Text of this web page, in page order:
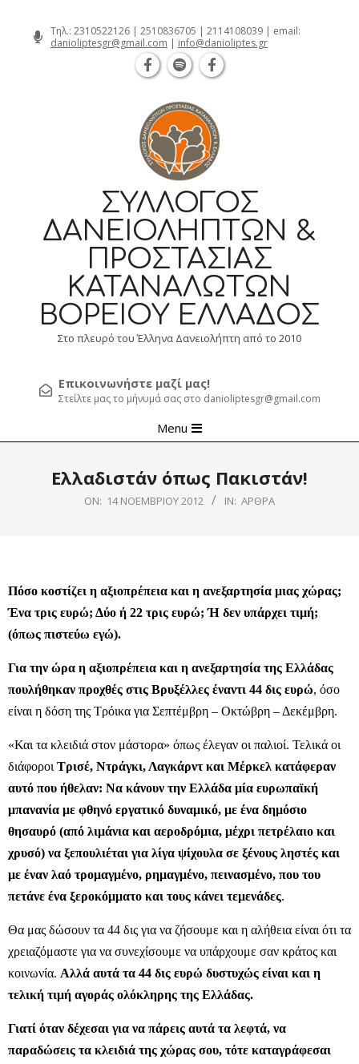
Τηλ.: 2310522126 | 2510836705 | 2114108039 | email:
danioliptesgr@gmail.com | info@danioliptes.gr
ΣΎΛΛΟΓΟΣ
ΔΑΝΕΙΟΛΗΠΤΏΝ &
ΠΡΟΣΤΑΣΊΑΣ
ΚΑΤΑΝΑΛΩΤΏΝ
ΒΟΡΕΊΟΥ ΕΛΛΆΔΟΣ
Στο πλευρό του Έλληνα Δανειολήπτη από το 2010
Επικοινωνήστε μαζί μας!
Στείλτε μας το μήνυμά σας στο danioliptesgr@gmail.com
Navigation
Menu
Ελλαδιστάν όπως Πακιστάν!
ON: 14 ΝΟΕΜΒΡΊΟΥ 2012 IN: ΆΡΘΡΑ
Πόσο κοστίζει η αξιοπρέπεια και η ανεξαρτησία μιας χώρας;
Ένα τρις ευρώ; Δύο ή 22 τρις ευρώ; Ή δεν υπάρχει τιμή;
(όπως πιστεύω εγώ).
Για την ώρα η αξιοπρέπεια και η ανεξαρτησία της Ελλάδας
πουλήθηκαν προχθές στις Βρυξέλλες έναντι 44 δις ευρώ, όσο
είναι η δόση της Τρόικα για Σεπτέμβρη – Οκτώβρη – Δεκέμβρη.
«Και τα κλειδιά στον μάστορα» όπως έλεγαν οι παλιοί. Τελικά οι
διάφοροι Τρισέ, Ντράγκι, Λαγκάρντ και Μέρκελ κατάφεραν
αυτό που ήθελαν: Να κάνουν την Ελλάδα μία ευρωπαϊκή
μπανανία με φθηνό εργατικό δυναμικό, με ένα δημόσιο
θησαυρό (από λιμάνια και αεροδρόμια, μέχρι πετρέλαιο και
χρυσό) να ξεπουλιέται για λίγα ψίχουλα σε ξένους ληστές και
με έναν λαό τρομαγμένο, ρημαγμένο, πεινασμένο, που του
πετάνε ένα ξεροκόμματο και τους κάνει τεμενάδες.
Θα μας δώσουν τα 44 δις για να ζήσουμε και η αλήθεια είναι ότι τα
χρειαζόμαστε για να συνεχίσουμε να υπάρχουμε σαν κράτος και
κοινωνία. Αλλά αυτά τα 44 δις ευρώ δυστυχώς είναι και η
τελική τιμή αγοράς ολόκληρης της Ελλάδας.
Γιατί όταν δέχεσαι για να πάρεις αυτά τα λεφτά, να
παραδώσεις τα κλειδιά της χώρας σου, τότε καταγράφεσαι